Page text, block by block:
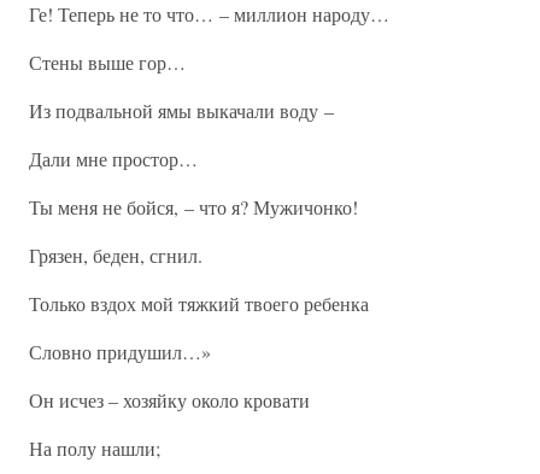
Ге! Теперь не то что… – миллион народу…
Стены выше гор…
Из подвальной ямы выкачали воду –
Дали мне простор…
Ты меня не бойся, – что я? Мужичонко!
Грязен, беден, сгнил.
Только вздох мой тяжкий твоего ребенка
Словно придушил…»
Он исчез – хозяйку около кровати
На полу нашли;